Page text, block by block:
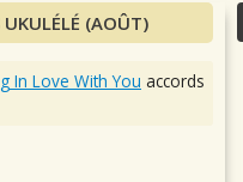
(AOÛT)
In Love With You accords